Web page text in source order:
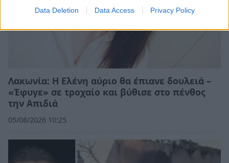
Data Deletion Data Access Privacy Policy
Λακωνία: Η Ελένη αύριο θα έπιανε δουλειά –
«Έφυγε» σε τροχαίο και βύθισε στο πένθος
την Απιδιά
05/08/2026 10:25